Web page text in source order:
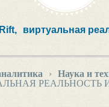
виртуальная
› Наука и
РЕАЛЬНОСТЬ